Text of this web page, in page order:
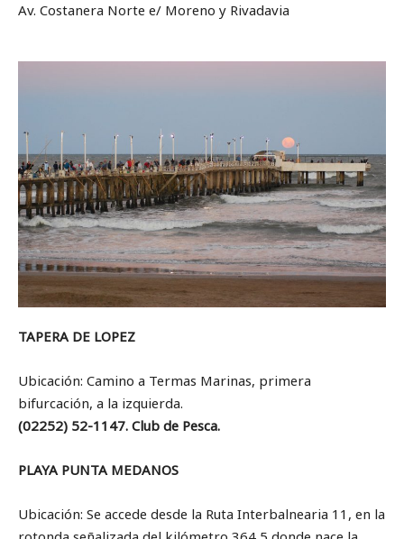
Av. Costanera Norte e/ Moreno y Rivadavia
TAPERA DE LOPEZ
Ubicación: Camino a Termas Marinas, primera
bifurcación, a la izquierda.
(02252) 52-1147. Club de Pesca.
PLAYA PUNTA MEDANOS
Ubicación: Se accede desde la Ruta Interbalnearia 11, en la